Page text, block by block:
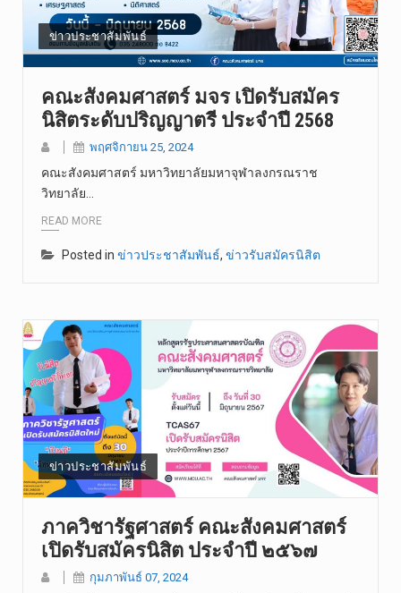
ข่าวประชาสัมพันธ์
คณะสังคมศาสตร์ มจร เปิดรับสมัคร
นิสิตระดับปริญญาตรี ประจำปี 2568
พฤศจิกายน 25, 2024
คณะสังคมศาสตร์ มหาวิทยาลัยมหาจุฬาลงกรณราช
วิทยาลัย…
READ MORE
Posted in ข่าวประชาสัมพันธ์, ข่าวรับสมัครนิสิต
ข่าวประชาสัมพันธ์
ภาควิชารัฐศาสตร์ คณะสังคมศาสตร์
เปิดรับสมัครนิสิต ประจำปี ๒๕๖๗
กุมภาพันธ์ 07, 2024